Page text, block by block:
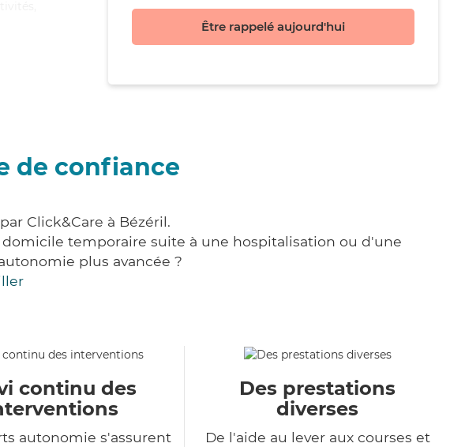
Être rappelé aujourd'hui
de confiance
Click&Care à Bézéril.
temporaire suite à une hospitalisation ou d'une
plus avancée ?
continu des
autonomie s'assurent
Des prestations
diverses
De l'aide au lever aux courses et